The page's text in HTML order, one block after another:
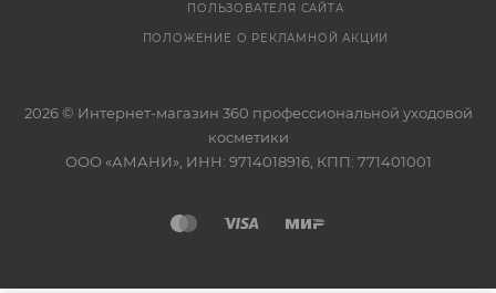
ПОЛЬЗОВАТЕЛЯ САЙТА
ПОЛОЖЕНИЕ О РЕКЛАМНОЙ АКЦИИ
2026 © Интернет-магазин 360 профессиональной уходовой
косметики
ООО «АМАНИ», ИНН: 9714018916, КПП: 771401001